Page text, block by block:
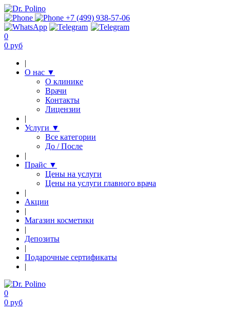
+7 (499) 938-57-06
0
0 руб
|
О нас ▼
О клинике
Врачи
Контакты
Лицензии
|
Услуги ▼
Все категории
До / После
|
Прайс ▼
Цены на услуги
Цены на услуги главного врача
|
Акции
|
Магазин косметики
|
Депозиты
|
Подарочные сертификаты
|
0
0 руб